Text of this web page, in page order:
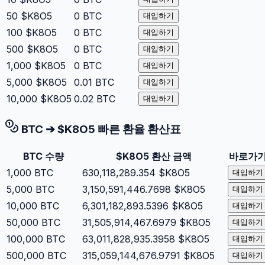
50 $K8O5 0 BTC 대입하기
100 $K8O5 0 BTC 대입하기
500 $K8O5 0 BTC 대입하기
1,000 $K8O5 0 BTC 대입하기
5,000 $K8O5 0.01 BTC 대입하기
10,000 $K8O5 0.02 BTC 대입하기
BTC ➔$K8O5 빠른 환율 환산표
BTC수량 $K8O5 환산 금액
바로가
1,000 BTC 630,118,289.354 $K8O5 대입하기
5,000 BTC 3,150,591,446.7698 $K8O5 대입하기
10,000 BTC 6,301,182,893.5396 $K8O5 대입하기
50,000 BTC 31,505,914,467.6979 $K8O5 대입하기
100,000 BTC 63,011,828,935.3958 $K8O5 대입하기
500,000 BTC 315,059,144,676.9791 $K8O5 대입하기